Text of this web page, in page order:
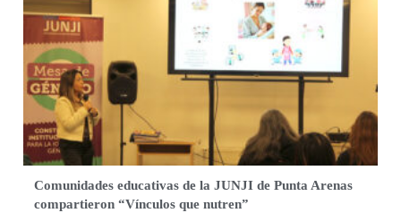
Comunidades educativas de la JUNJI de Punta Arenas
compartieron “Vínculos que nutren”